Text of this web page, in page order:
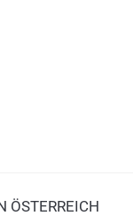
ÖSTERREICH